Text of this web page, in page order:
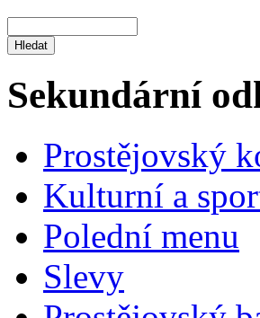
Sekundární
Prostějovský
Kulturní a
Polední menu
Slevy